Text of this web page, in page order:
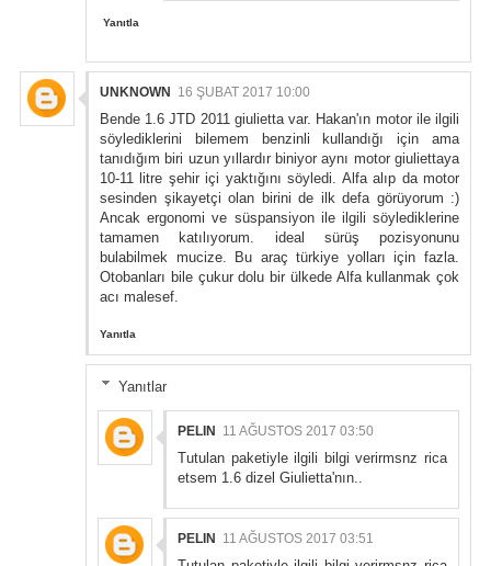
Yanıtla
UNKNOWN 16 ŞUBAT 2017 10:00
Bende 1.6 JTD 2011 giulietta var. Hakan'ın motor ile ilgili
söylediklerini bilemem benzinli kullandığı için ama
tanıdığım biri uzun yıllardır biniyor aynı motor giuliettaya
10-11 litre şehir içi yaktığını söyledi. Alfa alıp da motor
sesinden şikayetçi olan birini de ilk defa görüyorum :)
Ancak ergonomi ve süspansiyon ile ilgili söylediklerine
tamamen katılıyorum. ideal sürüş pozisyonunu
bulabilmek mucize. Bu araç türkiye yolları için fazla.
Otobanları bile çukur dolu bir ülkede Alfa kullanmak çok
acı malesef.
Yanıtla
Yanıtlar
PELIN 11 AĞUSTOS 2017 03:50
Tutulan paketiyle ilgili bilgi verirmsnz rica
etsem 1.6 dizel Giulietta'nın..
PELIN 11 AĞUSTOS 2017 03:51